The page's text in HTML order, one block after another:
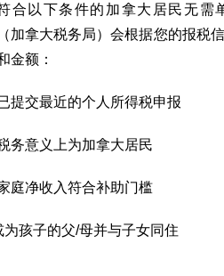
合以下条件的加拿大居民无需
（加拿大税务局）会根据您的报税
金额：
提交最近的个人所得税申报
务意义上为加拿大居民
庭净收入符合补助门槛
孩子的父/母并与子女同住